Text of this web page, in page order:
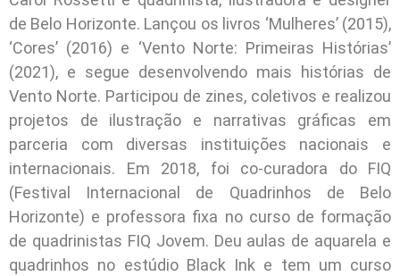
de Belo Horizonte. Lançou os livros ‘Mulheres’ (2015),
‘Cores’ (2016) e ‘Vento Norte: Primeiras Histórias’
(2021), e segue desenvolvendo mais histórias de
Vento Norte. Participou de zines, coletivos e realizou
projetos de ilustração e narrativas gráficas em
parceria com diversas instituições nacionais e
internacionais. Em 2018, foi co-curadora do FIQ
(Festival Internacional de Quadrinhos de Belo
Horizonte) e professora fixa no curso de formação
de quadrinistas FIQ Jovem. Deu aulas de aquarela e
quadrinhos no estúdio Black Ink e tem um curso